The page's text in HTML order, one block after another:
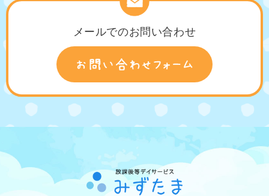
メールでのお問い合わせ